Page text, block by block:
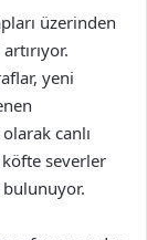
üzerinden
yeni
canlı
köfte severler
bulunuyor.